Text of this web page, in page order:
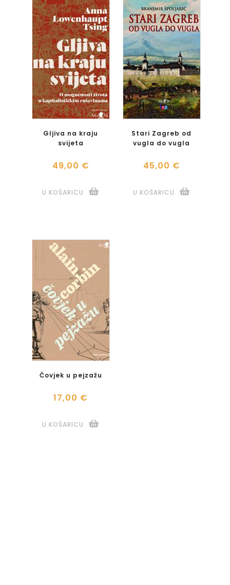
Gljiva na kraju
svijeta
49,00 €
U KOŠARICU
Stari Zagreb od
vugla do vugla
45,00 €
U KOŠARICU
Čovjek u pejzažu
17,00 €
U KOŠARICU